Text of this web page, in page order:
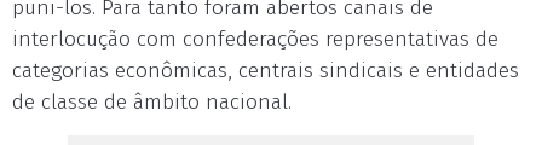
puni-los. Para tanto foram abertos canais de
interlocução com confederações representativas de
categorias econômicas, centrais sindicais e entidades
de classe de âmbito nacional.